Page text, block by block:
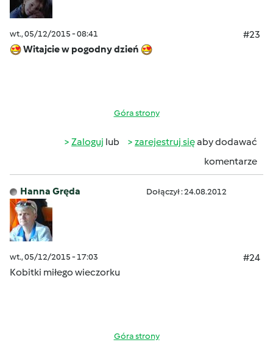
wt., 05/12/2015 - 08:41
#23
Witajcie w pogodny dzień
Góra strony
Zaloguj lub zarejestruj sięaby dodawać
komentarze
Hanna Gręda Dołączył : 24.08.2012
wt., 05/12/2015 - 17:03
#24
Kobitki miłego wieczorku
Góra strony